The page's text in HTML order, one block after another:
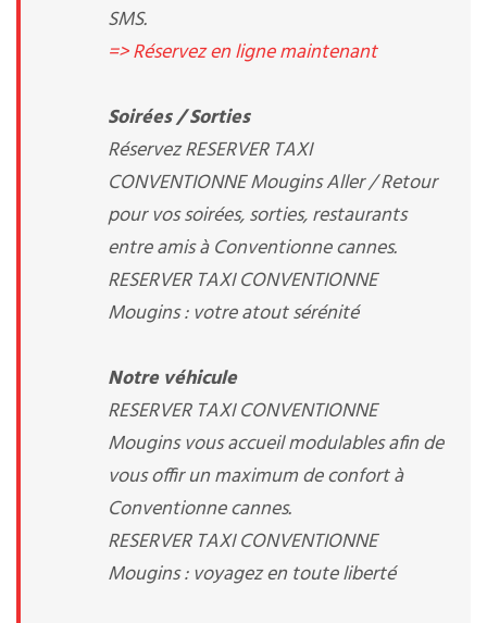
SMS.
=> Réservez en ligne maintenant
Soirées / Sorties
Réservez RESERVER TAXI
CONVENTIONNE Mougins Aller / Retour
pour vos soirées, sorties, restaurants
entre amis à Conventionne cannes.
RESERVER TAXI CONVENTIONNE
Mougins : votre atout sérénité
Notre véhicule
RESERVER TAXI CONVENTIONNE
Mougins vous accueil modulables afin de
vous offir un maximum de confort à
Conventionne cannes.
RESERVER TAXI CONVENTIONNE
Mougins : voyagez en toute liberté